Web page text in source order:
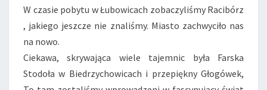
W czasie pobytu w Łubowicach zobaczyliśmy Racibórz
, jakiego jeszcze nie znaliśmy. Miasto zachwyciło nas
na nowo.
Ciekawa, skrywająca wiele tajemnic była Farska
Stodoła w Biedrzychowicach i przepiękny Głogówek,